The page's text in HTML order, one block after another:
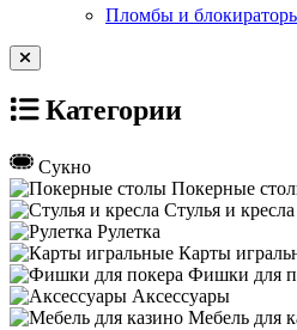
Пломбы и
Категории
Сукно
Покерные
Стулья и кресла
Рулетка
Карты
Фишки для
Аксессуары
Мебель для